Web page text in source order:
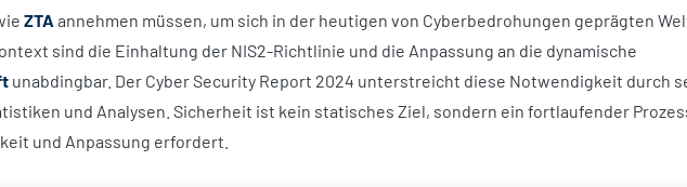
ZTA annehmen müssen, um sich in der heutigen von Cyberbedrohungen geprägten
sind die Einhaltung der NIS2-Richtlinie und die Anpassung an die dynamische
unabdingbar. Der Cyber Security Report 2024 unterstreicht diese Notwendigkeit durch
und Analysen. Sicherheit ist kein statisches Ziel, sondern ein fortlaufender
und Anpassung erfordert.